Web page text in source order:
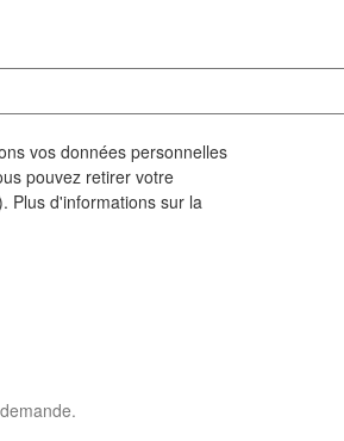
vos données personnelles
pouvez retirer votre
Plus d'informations sur la